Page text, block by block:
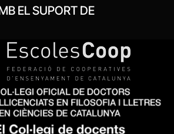
EL SUPORT DE